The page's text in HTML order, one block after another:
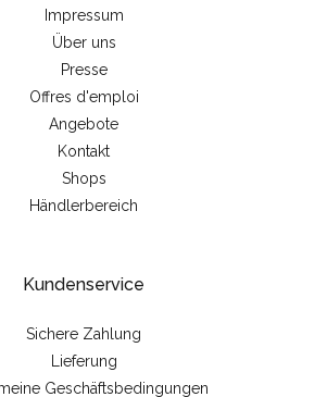
Impressum
Über uns
Presse
Offres d'emploi
Angebote
Kontakt
Shops
Händlerbereich
Kundenservice
Sichere Zahlung
Lieferung
Geschäftsbedingungen